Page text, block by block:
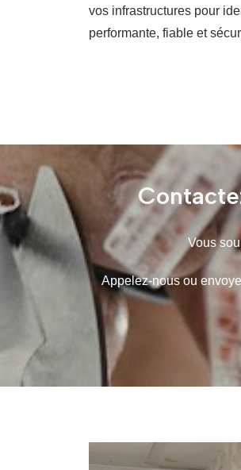
vos infrastructures pour
performante, fiable et
Vous
Appelez-nous ou